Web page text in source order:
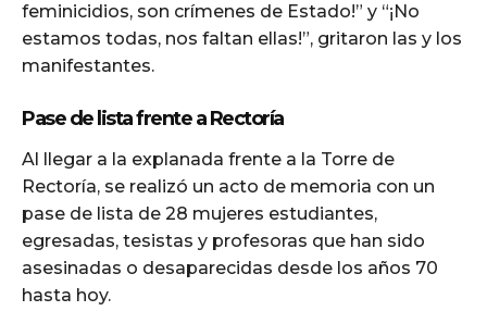
feminicidios, son crímenes de Estado!” y “¡No
estamos todas, nos faltan ellas!”, gritaron las y los
manifestantes.
Pase de lista frente a Rectoría
Al llegar a la explanada frente a la Torre de
Rectoría, se realizó un acto de memoria con un
pase de lista de 28 mujeres estudiantes,
egresadas, tesistas y profesoras que han sido
asesinadas o desaparecidas desde los años 70
hasta hoy.